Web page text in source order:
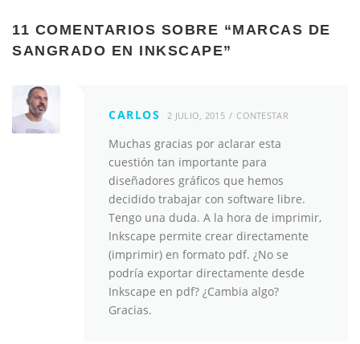
11 COMENTARIOS SOBRE “MARCAS DE
SANGRADO EN INKSCAPE”
CARLOS 2 JULIO, 2015 CONTESTAR
Muchas gracias por aclarar esta
cuestión tan importante para
diseñadores gráficos que hemos
decidido trabajar con software libre.
Tengo una duda. A la hora de imprimir,
Inkscape permite crear directamente
(imprimir) en formato pdf. ¿No se
podría exportar directamente desde
Inkscape en pdf? ¿Cambia algo?
Gracias.